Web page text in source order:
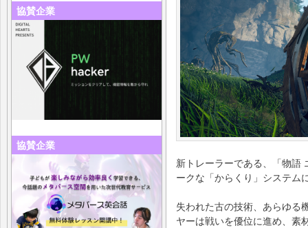
協賛企業
協賛企業
新トレーラーである、「物語
ークな「からくり」システム
失われた古の技術、あらゆる
ヤーは戦いを優位に進め、素